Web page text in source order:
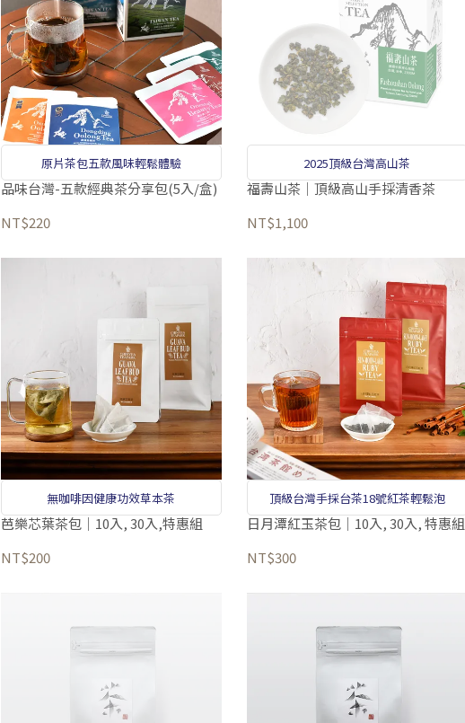
原片茶包五款風味輕鬆體驗
品味台灣-五款經典茶分享包(5入/盒)
NT$220
2025頂級台灣高山茶
福壽山茶｜頂級高山手採清香茶
NT$1,100
無咖啡因健康功效草本茶
芭樂芯葉茶包｜10入, 30入,特惠組
NT$200
頂級台灣手採台茶18號紅茶輕鬆泡
日月潭紅玉茶包｜10入, 30入, 特惠組
NT$300